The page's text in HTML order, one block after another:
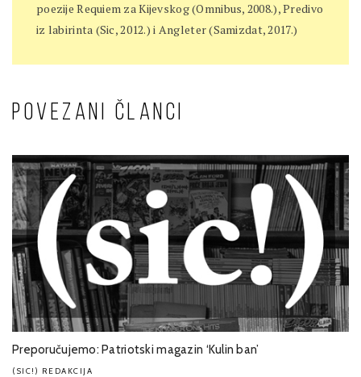
poezije Requiem za Kijevskog (Omnibus, 2008.), Predivo
iz labirinta (Sic, 2012.) i Angleter (Samizdat, 2017.)
POVEZANI ČLANCI
Preporučujemo: Patriotski magazin ‘Kulin ban’
(SIC!) REDAKCIJA